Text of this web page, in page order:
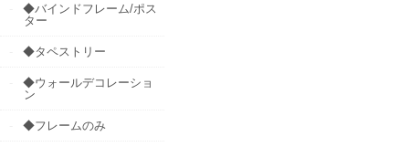
◆バインドフレーム/ポス
ター
◆タペストリー
◆ウォールデコレーショ
ン
◆フレームのみ